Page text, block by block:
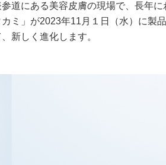
道にある美容皮膚の現場で、長年
カミ」が2023年11月１日（水）に製
、新しく進化します。